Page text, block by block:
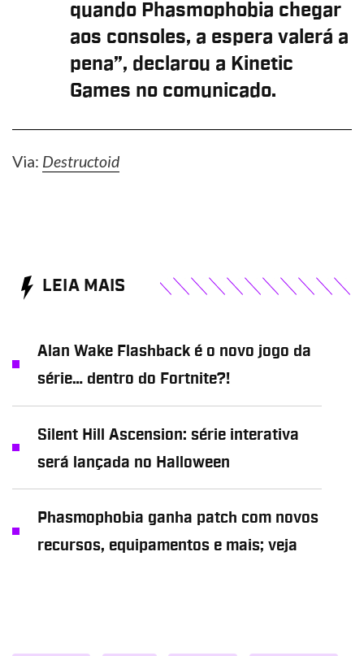
quando Phasmophobia chegar
aos consoles, a espera valerá a
pena”, declarou a Kinetic
Games no comunicado.
Via: Destructoid
LEIA MAIS
Alan Wake Flashback é o novo jogo da
série… dentro do Fortnite?!
Silent Hill Ascension: série interativa
será lançada no Halloween
Phasmophobia ganha patch com novos
recursos, equipamentos e mais; veja